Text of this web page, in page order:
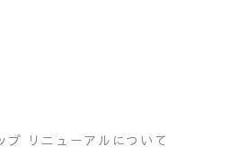
プ リニューアルについて